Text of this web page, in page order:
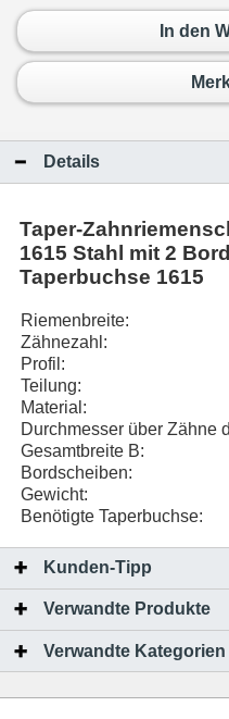
In den
Details
Taper-
1615 Stahl mit 2
Taperbuchse 1615
Riemenbreite:
Zähnezahl:
Profil:
Teilung:
Material:
Durchmesser über Zähne
Gesamtbreite B:
Bordscheiben:
Gewicht:
Benötigte Taperbuchse:
Kunden-Tipp
Verwandte Produkte
Verwandte Kategorien